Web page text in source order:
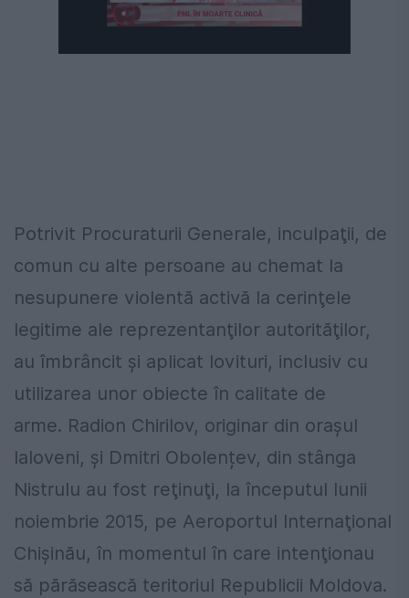
Potrivit Procuraturii Generale, inculpaţii, de
comun cu alte persoane au chemat la
nesupunere violentă activă la cerinţele
legitime ale reprezentanţilor autorităţilor,
au îmbrâncit şi aplicat lovituri, inclusiv cu
utilizarea unor obiecte în calitate de
arme. Radion Chirilov, originar din orașul
Ialoveni, și Dmitri Obolențev, din stânga
Nistrulu au fost reţinuţi, la începutul lunii
noiembrie 2015, pe Aeroportul Internaţional
Chişinău, în momentul în care intenţionau
să părăsească teritoriul Republicii Moldova.